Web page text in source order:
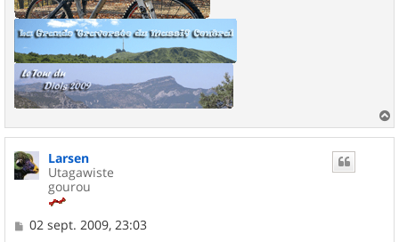
a
Larsen
Utagawiste
gourou
M
02 sept. 2009, 23:03